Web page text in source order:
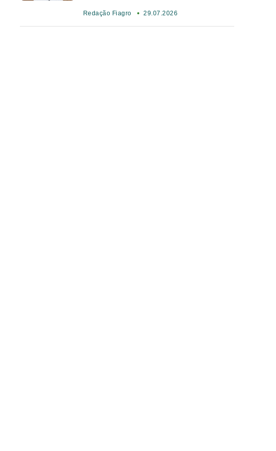
Redação Fiagro 29.07.2026